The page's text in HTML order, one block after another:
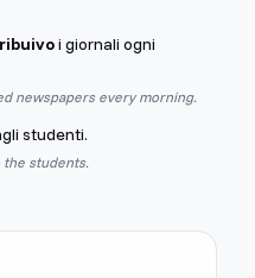
i giornali ogni
newspapers every morning.
studenti.
students.